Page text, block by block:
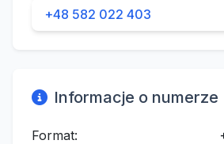
+48 582 022 403
Informacje o numerze
Format: